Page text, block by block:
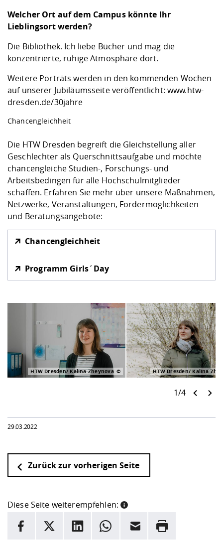
Welcher Ort auf dem Campus könnte Ihr
Lieblingsort werden?
Die Bibliothek. Ich liebe Bücher und mag die
konzentrierte, ruhige Atmosphäre dort.
Weitere Porträts werden in den kommenden Wochen
auf unserer Jubiläumsseite veröffentlicht:www.htw-
dresden.de/30jahre
Chancengleichheit
Die HTW Dresden begreift die Gleichstellung aller
Geschlechter als Querschnittsaufgabe und möchte
chancengleiche Studien-, Forschungs- und
Arbeitsbedingen für alle Hochschulmitglieder
schaffen. Erfahren Sie mehr über unsere Maßnahmen,
Netzwerke, Veranstaltungen, Fördermöglichkeiten
und Beratungsangebote:
Chancengleichheit
Programm Girls´Day
HTW Dresden/ Kalina Zheynova HTW Dresden/ Kalina
1/4
29.03.2022
Zurück zur vorherigen Seite
Diese Seite weiterempfehlen:
INFORMATION
Hier stehen weitere Informationen und ein Link zur
Facebook
X LinkedInWhatsappE-Mail Drucken